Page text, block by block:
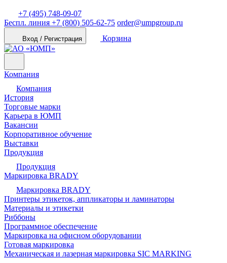
+7 (495) 748-09-07
Беспл. линия +7 (800) 505-62-75 order@umpgroup.ru
Вход / Регистрация Корзина
Компания
Компания
История
Торговые марки
Карьера в ЮМП
Вакансии
Корпоративное обучение
Выставки
Продукция
Продукция
Маркировка BRADY
Маркировка BRADY
Принтеры этикеток, аппликаторы и ламинаторы
Материалы и этикетки
Риббоны
Программное обеспечение
Маркировка на офисном оборудовании
Готовая маркировка
Механическая и лазерная маркировка SIC MARKING